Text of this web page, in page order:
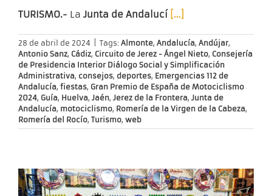
TURISMO.- La Junta de Andalucí […]
28 de abril de 2024 Tags: Almonte, Andalucía, Andújar,
Antonio Sanz, Cádiz, Circuito de Jerez - Ángel Nieto, Consejería
de Presidencia Interior Diálogo Social y Simplificación
Administrativa, consejos, deportes, Emergencias 112 de
Andalucía, fiestas, Gran Premio de España de Motociclismo
2024, Guía, Huelva, Jaén, Jerez de la Frontera, Junta de
Andalucía, motociclismo, Romería de la Virgen de la Cabeza,
Romería del Rocío, Turismo, web